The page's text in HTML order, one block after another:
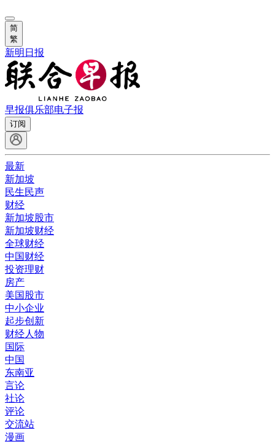
简
繁
新明日报
早报俱乐部电子报
订阅
最新
新加坡
民生民声
财经
新加坡股市
新加坡财经
全球财经
中国财经
投资理财
房产
美国股市
中小企业
起步创新
财经人物
国际
中国
东南亚
言论
社论
评论
交流站
漫画